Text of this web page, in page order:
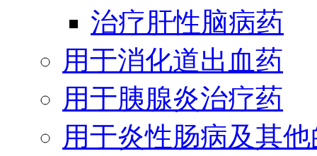
治疗肝性脑病药
用于消化道出血药
用于胰腺炎治疗药
用于炎性肠病及其